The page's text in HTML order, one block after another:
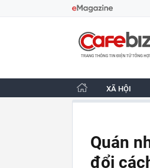
CafeBiz - Trang chủ
XÃ HỘI
Quán
đổi